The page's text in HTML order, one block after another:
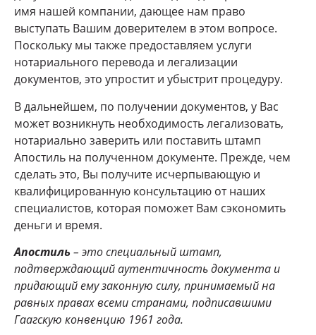
имя нашей компании, дающее нам право
выступать Вашим доверителем в этом вопросе.
Поскольку мы также предоставляем услуги
нотариального перевода и легализации
документов, это упростит и убыстрит процедуру.
В дальнейшем, по получении документов, у Вас
может возникнуть необходимость легализовать,
нотариально заверить или поставить штамп
Апостиль на полученном документе. Прежде, чем
сделать это, Вы получите исчерпывающую и
квалифицированную консультацию от наших
специалистов, которая поможет Вам сэкономить
деньги и время.
Апостиль – это специальный штамп,
подтверждающий аутентичность документа и
придающий ему законную силу, принимаемый на
равных правах всеми странами, подписавшими
Гаагскую конвенцию 1961 года.